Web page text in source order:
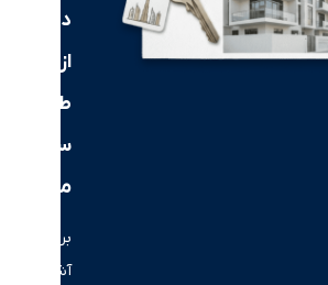
دبی
سرمایه‌گذاری